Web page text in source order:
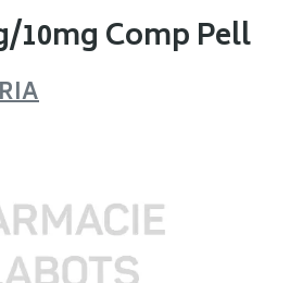
Comp Pell